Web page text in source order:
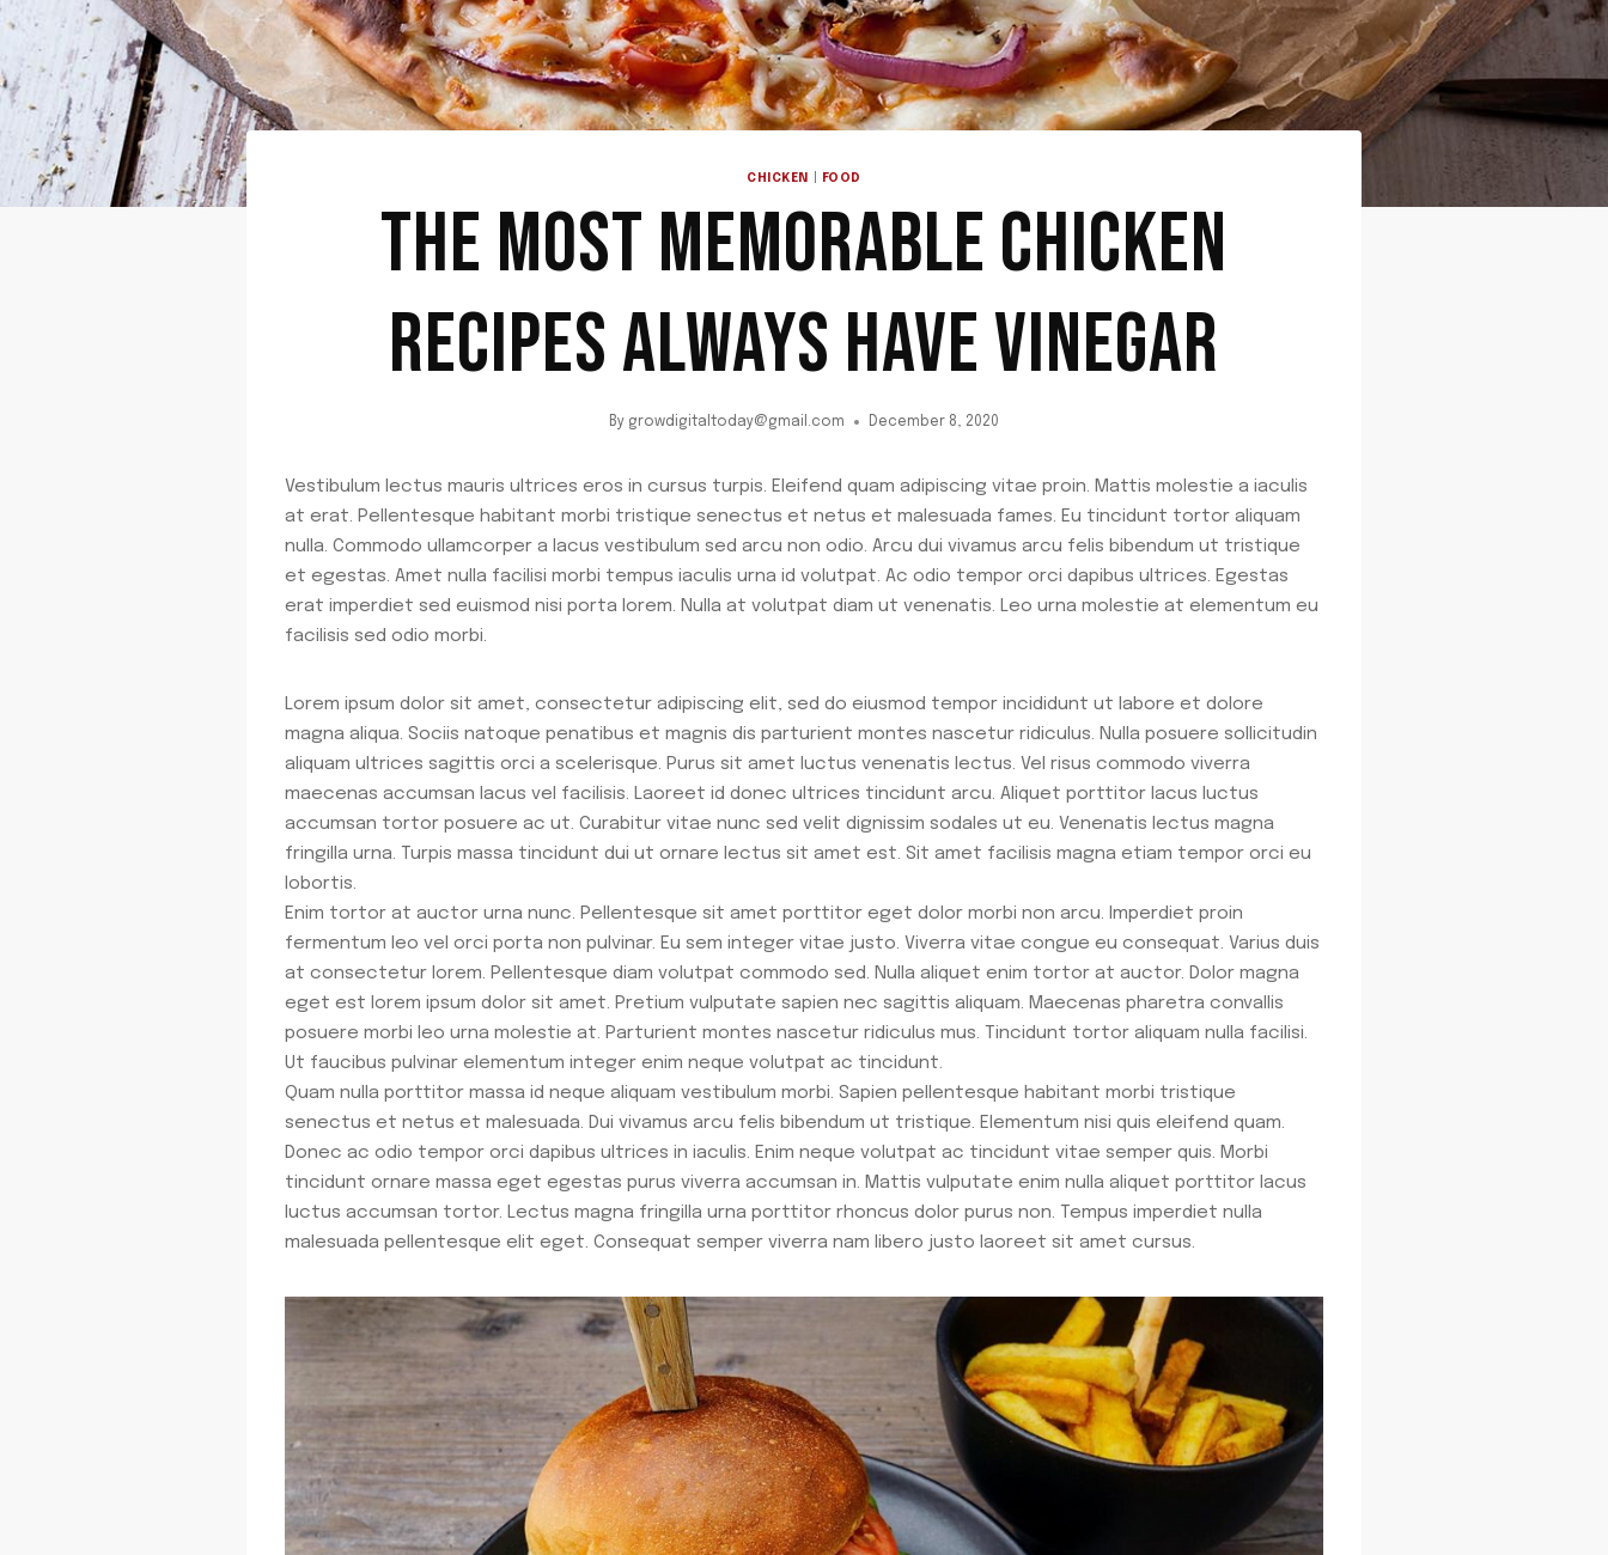
CHICKEN FOOD
THE MOST MEMORABLE CHICKEN
RECIPES ALWAYS HAVE VINEGAR
By growdigitaltoday@gmail.com December 8, 2020
Vestibulum lectus mauris ultrices eros in cursus turpis. Eleifend quam adipiscing vitae proin. Mattis molestie a iaculis
at erat. Pellentesque habitant morbi tristique senectus et netus et malesuada fames. Eu tincidunt tortor aliquam
nulla. Commodo ullamcorper a lacus vestibulum sed arcu non odio. Arcu dui vivamus arcu felis bibendum ut tristique
et egestas. Amet nulla facilisi morbi tempus iaculis urna id volutpat. Ac odio tempor orci dapibus ultrices. Egestas
erat imperdiet sed euismod nisi porta lorem. Nulla at volutpat diam ut venenatis. Leo urna molestie at elementum eu
facilisis sed odio morbi.
Lorem ipsum dolor sit amet, consectetur adipiscing elit, sed do eiusmod tempor incididunt ut labore et dolore
magna aliqua. Sociis natoque penatibus et magnis dis parturient montes nascetur ridiculus. Nulla posuere sollicitudin
aliquam ultrices sagittis orci a scelerisque. Purus sit amet luctus venenatis lectus. Vel risus commodo viverra
maecenas accumsan lacus vel facilisis. Laoreet id donec ultrices tincidunt arcu. Aliquet porttitor lacus luctus
accumsan tortor posuere ac ut. Curabitur vitae nunc sed velit dignissim sodales ut eu. Venenatis lectus magna
fringilla urna. Turpis massa tincidunt dui ut ornare lectus sit amet est. Sit amet facilisis magna etiam tempor orci eu
lobortis.
Enim tortor at auctor urna nunc. Pellentesque sit amet porttitor eget dolor morbi non arcu. Imperdiet proin
fermentum leo vel orci porta non pulvinar. Eu sem integer vitae justo. Viverra vitae congue eu consequat. Varius duis
at consectetur lorem. Pellentesque diam volutpat commodo sed. Nulla aliquet enim tortor at auctor. Dolor magna
eget est lorem ipsum dolor sit amet. Pretium vulputate sapien nec sagittis aliquam. Maecenas pharetra convallis
posuere morbi leo urna molestie at. Parturient montes nascetur ridiculus mus. Tincidunt tortor aliquam nulla facilisi.
Ut faucibus pulvinar elementum integer enim neque volutpat ac tincidunt.
Quam nulla porttitor massa id neque aliquam vestibulum morbi. Sapien pellentesque habitant morbi tristique
senectus et netus et malesuada. Dui vivamus arcu felis bibendum ut tristique. Elementum nisi quis eleifend quam.
Donec ac odio tempor orci dapibus ultrices in iaculis. Enim neque volutpat ac tincidunt vitae semper quis. Morbi
tincidunt ornare massa eget egestas purus viverra accumsan in. Mattis vulputate enim nulla aliquet porttitor lacus
luctus accumsan tortor. Lectus magna fringilla urna porttitor rhoncus dolor purus non. Tempus imperdiet nulla
malesuada pellentesque elit eget. Consequat semper viverra nam libero justo laoreet sit amet cursus.